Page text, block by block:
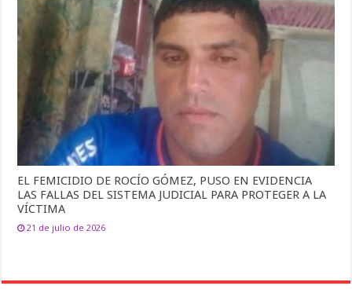
EL FEMICIDIO DE ROCÍO GÓMEZ, PUSO EN EVIDENCIA
LAS FALLAS DEL SISTEMA JUDICIAL PARA PROTEGER A LA
VÍCTIMA
21 de julio de 2026